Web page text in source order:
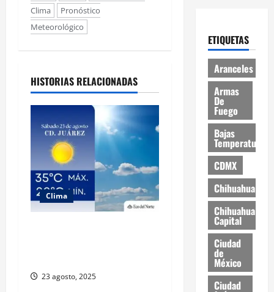
Clima
Pronóstico
Meteorológico
HISTORIAS RELACIONADAS
Clima
23 agosto, 2025
ETIQUETAS
Aranceles
Armas
De
Fuego
Bajas
Temperaturas
CDMX
Chihuahua
Chihuahua
Capital
Ciudad
de
México
Ciudad